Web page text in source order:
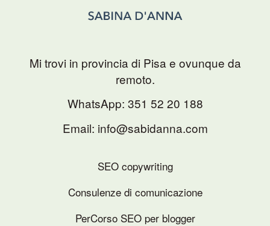
Mi trovi in provincia di Pisa e ovunque da
remoto.
WhatsApp: 351 52 20 188
Email: info@sabidanna.com
SEO copywriting
Consulenze di comunicazione
PerCorso SEO per blogger